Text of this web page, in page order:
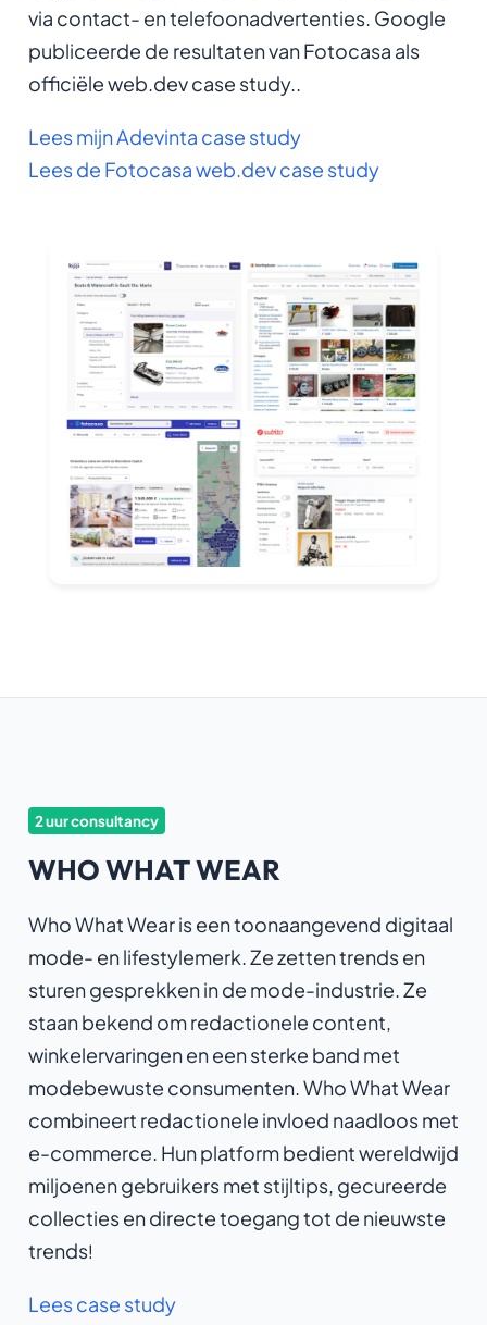
via contact- en telefoonadvertenties. Google
publiceerde de resultaten van Fotocasa als
officiële web.dev case study..
Lees mijn Adevinta case study
Lees de Fotocasa web.dev case study
2 uur consultancy
WHO WHAT WEAR
Who What Wear is een toonaangevend digitaal
mode- en lifestylemerk. Ze zetten trends en
sturen gesprekken in de mode-industrie. Ze
staan bekend om redactionele content,
winkelervaringen en een sterke band met
modebewuste consumenten. Who What Wear
combineert redactionele invloed naadloos met
e-commerce. Hun platform bedient wereldwijd
miljoenen gebruikers met stijltips, gecureerde
collecties en directe toegang tot de nieuwste
trends!
Lees case study